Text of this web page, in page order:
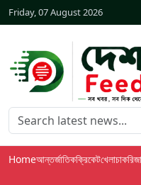
Friday, 07 August 2026
Homeআন্তর্জাতিকক্রিকেটখেলাচাকরি